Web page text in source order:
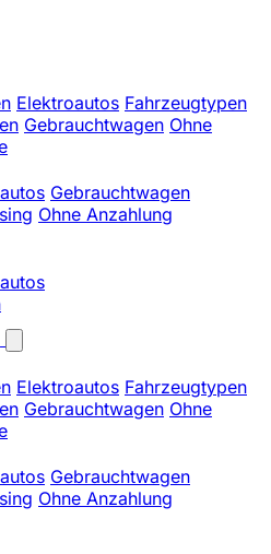
Elektroautos Fahrzeugtypen
Gebrauchtwagen Ohne
Gebrauchtwagen
Ohne Anzahlung
Elektroautos Fahrzeugtypen
Gebrauchtwagen Ohne
Gebrauchtwagen
Ohne Anzahlung